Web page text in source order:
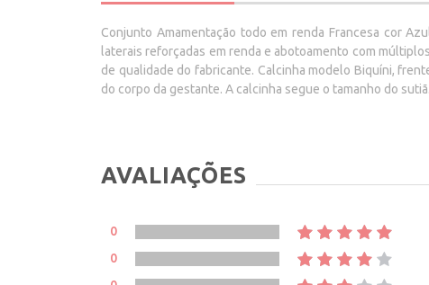
Conjunto Amamentação todo em renda Francesa cor
laterais reforçadas em renda e abotoamento com
de qualidade do fabricante. Calcinha modelo Biquíni,
do corpo da gestante. A calcinha segue o tamanho do
AVALIAÇÕES
0
0